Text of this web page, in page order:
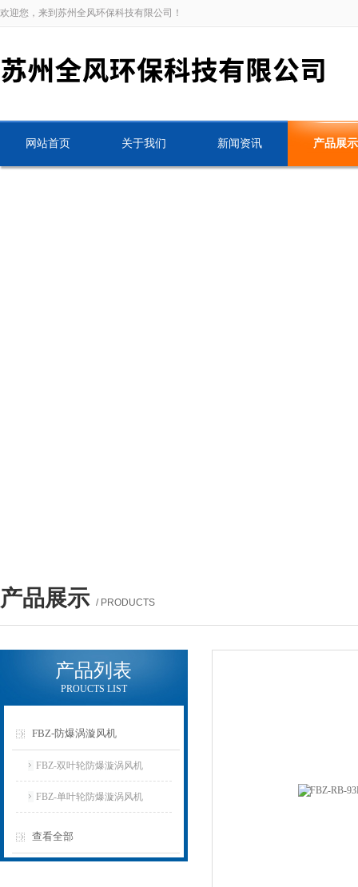
欢迎您，来到苏州全风环保科技有限公司！
网站首页 关于我们 新闻资讯 产品展示
产品展示 / PRODUCTS
产品列表
PROUCTS LIST
FBZ-防爆涡漩风机
FBZ-双叶轮防爆漩涡风机
FBZ-单叶轮防爆漩涡风机
查看全部